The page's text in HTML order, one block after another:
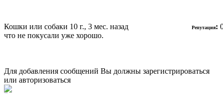
Кошки или собаки 10 г., 3 мес. назад Репутация:
что не покусали уже хорошо.
Для добавления сообщений Вы должны зарегистрироваться
или авторизоваться